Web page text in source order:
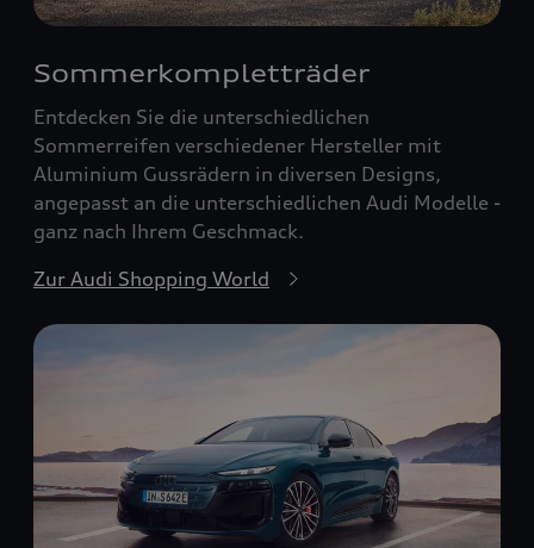
Sommerkompletträder
Entdecken Sie die unterschiedlichen
Sommerreifen verschiedener Hersteller mit
Aluminium Gussrädern in diversen Designs,
angepasst an die unterschiedlichen Audi Modelle -
ganz nach Ihrem Geschmack.
Zur Audi Shopping World